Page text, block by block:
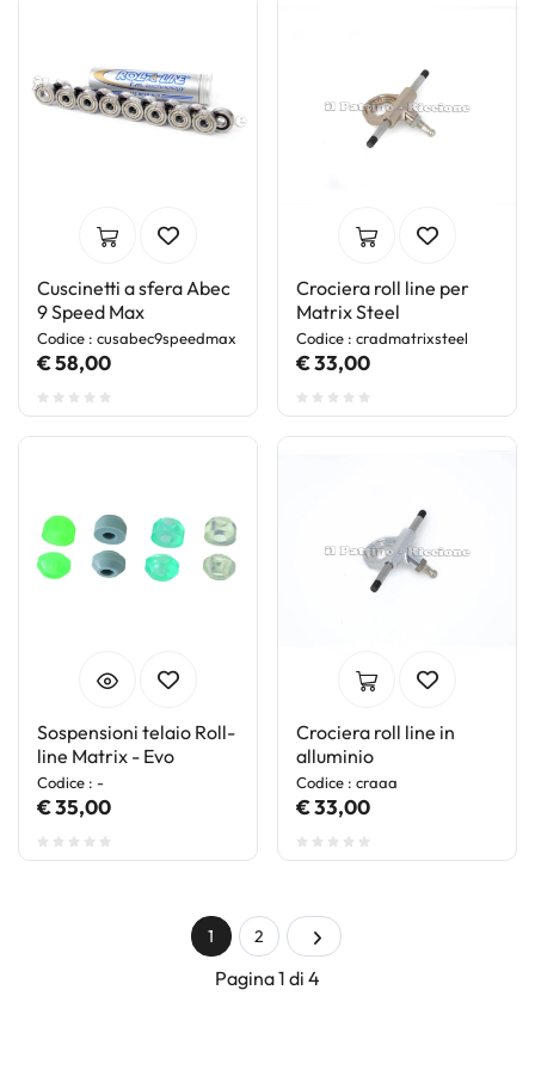
Cuscinetti a sfera Abec
9 Speed Max
Codice : cusabec9speedmax
€ 58,00
Crociera roll line per
Matrix Steel
Codice : cradmatrixsteel
€ 33,00
Sospensioni telaio Roll-
line Matrix - Evo
Codice : -
€ 35,00
Crociera roll line in
alluminio
Codice : craaa
€ 33,00
1 2
Pagina 1 di 4